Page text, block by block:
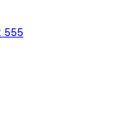
555